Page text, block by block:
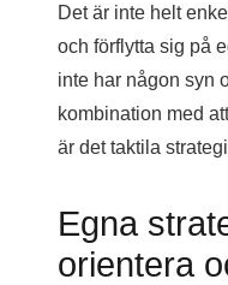
Det är inte helt
och förflytta sig på
inte har någon syn
kombination med
är det taktila
Egna
orientera